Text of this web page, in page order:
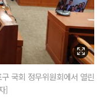
국회 정무위원회에서 열린
]